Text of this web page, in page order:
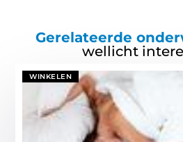
Gerelateerde
wellicht
WINKELEN